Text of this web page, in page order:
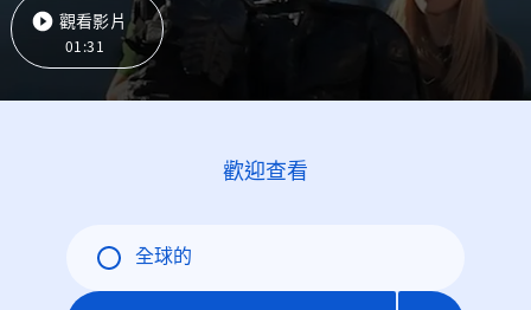
觀看影片
01:31
歡迎查看
全球的